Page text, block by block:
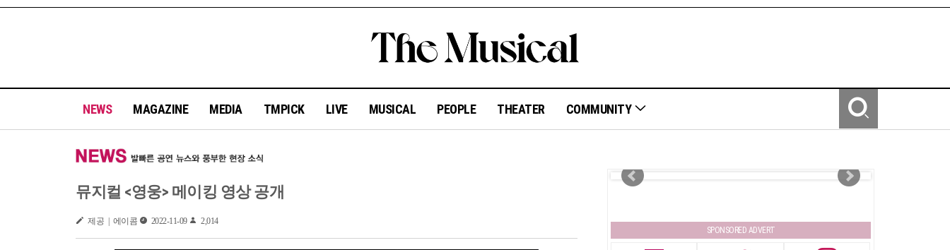
NEWS MAGAZINE MEDIA TMPICK LIVE MUSICAL PEOPLE THEATER COMMUNITY
뮤지컬 <영웅> 메이킹 영상 공개
제공 | 에이콤 2022-11-09 2,014
SPONSORED ADVERT